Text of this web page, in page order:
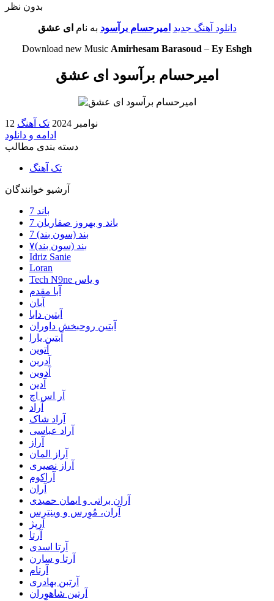
بدون نظر
دانلود آهنگ جدید امیرحسام برآسود به نام ای عشق
Download new Music Amirhesam Barasoud – Ey Eshgh
امیرحسام برآسود ای عشق
12 نوامبر 2024
تک آهنگ
ادامه و دانلود
دسته بندی مطالب
تک آهنگ
آرشیو خوانندگان
7 باند
7 باند و بهروز صفاریان
7 بند (سون بند)
۷بند (سون بند)
Idriz Sanie
Loran
Tech N9ne و یاس
آبا مقدم
آبان
آبتین دابا
آبتین روحبخش داوران
آبتین یارا
آتوین
آدرین
آدوین
آدین
آر اس اچ
آراد
آراد شاک
آراد عباسی
آراز
آراز المان
آراز نصیری
آراکوم
آران
آران براتی و ایمان حمیدی
آران، مُوِرس و وینتِرس
آرپژ
آرتا
آرتا اسدی
آرتا و سارن
آرتام
آرتبن بهادری
آرتين شاهوران